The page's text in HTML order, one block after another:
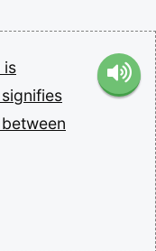
is
signifies
between